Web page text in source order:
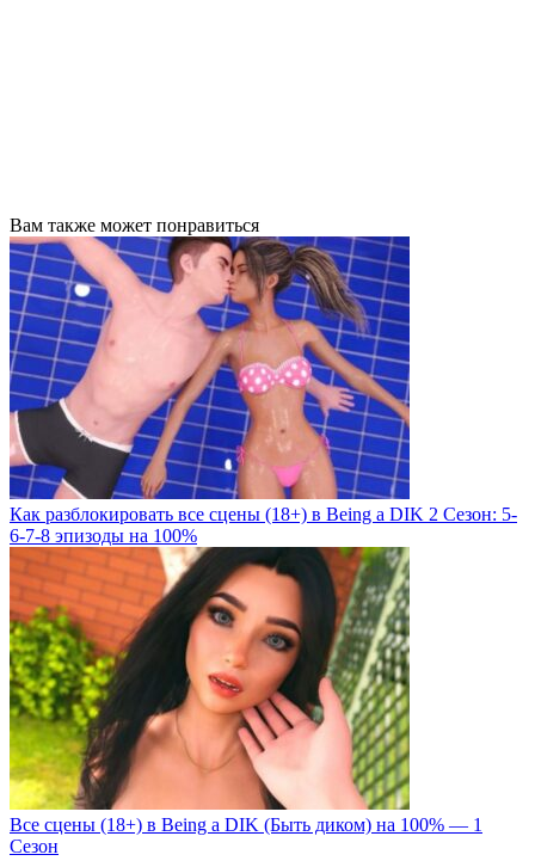
Вам также может понравиться
Как разблокировать все сцены (18+) в Being a DIK 2 Сезон: 5-
6-7-8 эпизоды на 100%
Все сцены (18+) в Being a DIK (Быть диком) на 100% — 1
Сезон